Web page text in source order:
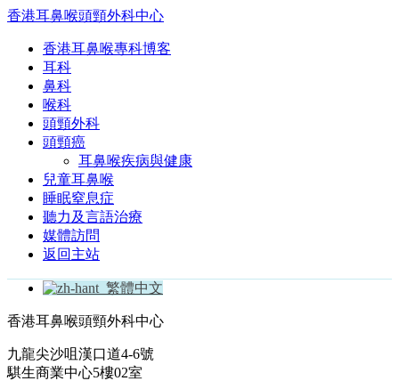
香港耳鼻喉頭頸外科中心
香港耳鼻喉專科博客
耳科
鼻科
喉科
頭頸外科
頭頸癌
耳鼻喉疾病與健康
兒童耳鼻喉
睡眠窒息症
聽力及言語治療
媒體訪問
返回主站
繁體中文
香港耳鼻喉頭頸外科中心
九龍尖沙咀漢口道4-6號
騏生商業中心5樓02室